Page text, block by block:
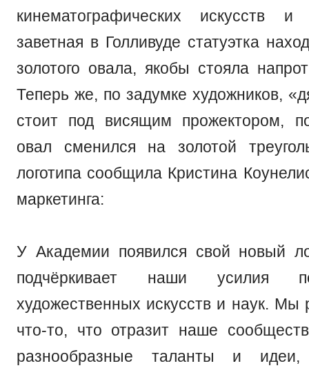
кинематографических искусств
заветная в Голливуде статуэтка
золотого овала, якобы стояла
Теперь же, по задумке художников,
стоит под висящим прожектором,
овал сменился на золотой
логотипа сообщила Кристина
маркетинга:
У Академии появился свой новый
подчёркивает наши усилия
художественных искусств и наук. Мы
что-то, что отразит наше
разнообразные таланты и